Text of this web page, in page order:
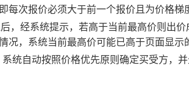
每次报价必须大于前一个报价且为价格
，经系统提示，若高于当前最高价则出
况，系统当前最高价可能已高于页面显示
统自动按照价格优先原则确定买受方，